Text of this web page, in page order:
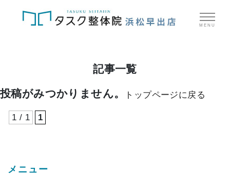
MENU
記事一覧
投稿がみつかりません。 トップページに戻る
1 / 1 1
メニュー